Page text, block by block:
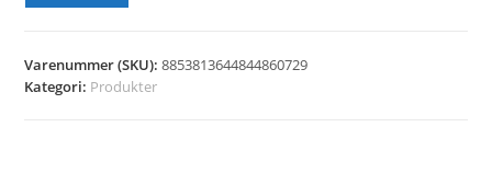
Varenummer (SKU):8853813644844860729
Kategori: Produkter